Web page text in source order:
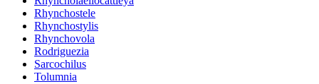
Rhynchostele
Rhynchostylis
Rhynchovola
Rodriguezia
Sarcochilus
Tolumnia